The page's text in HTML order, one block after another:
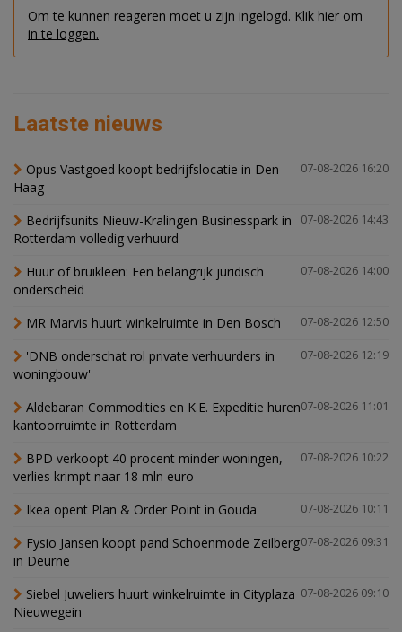
Om te kunnen reageren moet u zijn ingelogd. Klik hier om
in te loggen.
Laatste nieuws
07-08-2026 16:20
Opus Vastgoed koopt bedrijfslocatie in Den
Haag
07-08-2026 14:43
Bedrijfsunits Nieuw-Kralingen Businesspark in
Rotterdam volledig verhuurd
07-08-2026 14:00
Huur of bruikleen: Een belangrijk juridisch
onderscheid
07-08-2026 12:50
MR Marvis huurt winkelruimte in Den Bosch
07-08-2026 12:19
'DNB onderschat rol private verhuurders in
woningbouw'
07-08-2026 11:01
Aldebaran Commodities en K.E. Expeditie huren
kantoorruimte in Rotterdam
07-08-2026 10:22
BPD verkoopt 40 procent minder woningen,
verlies krimpt naar 18 mln euro
07-08-2026 10:11
Ikea opent Plan & Order Point in Gouda
07-08-2026 09:31
Fysio Jansen koopt pand Schoenmode Zeilberg
in Deurne
07-08-2026 09:10
Siebel Juweliers huurt winkelruimte in Cityplaza
Nieuwegein